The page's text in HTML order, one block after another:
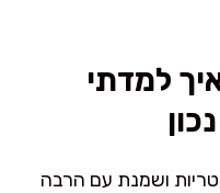
למדתי
ושמנת עם הרבה